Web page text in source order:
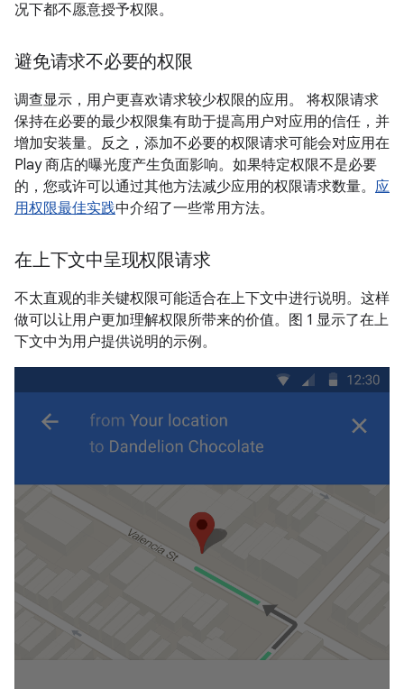
况下都不愿意授予权限。
避免请求不必要的权限
调查显示，用户更喜欢请求较少权限的应用。 将权限请求
保持在必要的最少权限集有助于提高用户对应用的信任，并
增加安装量。反之，添加不必要的权限请求可能会对应用在
Play 商店的曝光度产生负面影响。如果特定权限不是必要
的，您或许可以通过其他方法减少应用的权限请求数量。 应
用权限最佳实践中介绍了一些常用方法。
在上下文中呈现权限请求
不太直观的非关键权限可能适合在上下文中进行说明。这样
做可以让用户更加理解权限所带来的价值。图 1 显示了在上
下文中为用户提供说明的示例。